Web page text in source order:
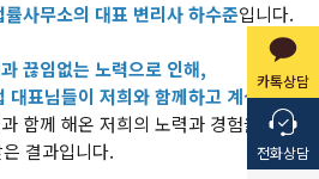
카톡상담
전화상담
사무소의 대표 변리사 하수준입니다.
끊임없는 노력으로 인해,
대표님들이 저희와 함께하고 계십니다.
함께 해온 저희의 노력과 경험을 인정
은 결과입니다.